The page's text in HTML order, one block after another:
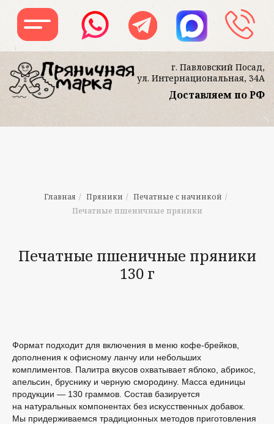
Заказать
г. Павловский Посад,
Доставляем по РФ
Главная / Пряники / Печатные с начинкой /
Печатные пшеничные пряники
Печатные пшеничные пряники
130 г
Формат подходит для включения в меню кофе-брейков,
дополнения к офисному ланчу или небольших
комплиментов. Палитра вкусов охватывает яблоко, абрикос,
апельсин, бруснику и черную смородину. Масса единицы
продукции — 130 граммов. Состав базируется
на натуральных компонентах без искусственных добавок.
Мы придерживаемся традиционных методов приготовления